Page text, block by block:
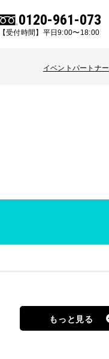
0120-961-073
【受付時間】平日9:00〜18:00
イベントパートナー
もっと見る